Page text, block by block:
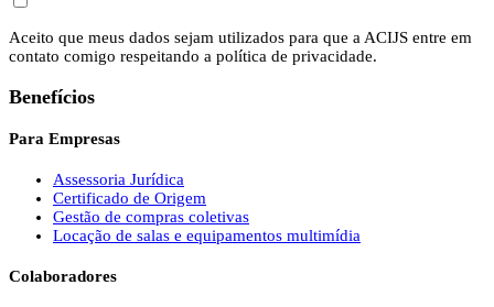
Aceito que meus dados sejam utilizados para que a ACIJS entre em
contato comigo respeitando a política de privacidade.
Benefícios
Para Empresas
Assessoria Jurídica
Certificado de Origem
Gestão de compras coletivas
Locação de salas e equipamentos multimídia
Colaboradores